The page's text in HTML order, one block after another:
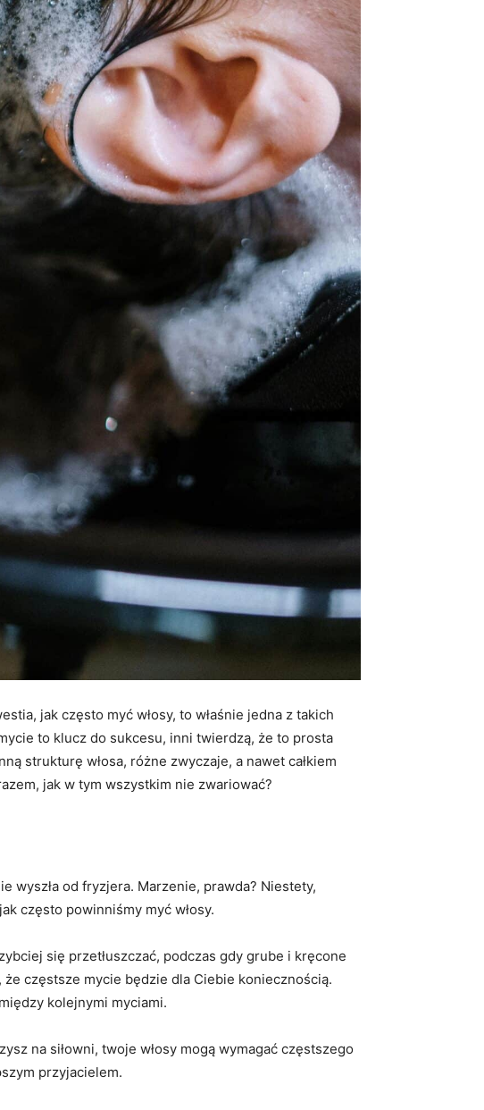
jak często myć włosy, to właśnie jedna z takich
to klucz do sukcesu, inni twierdzą, że to prosta
strukturę włosa, różne zwyczaje, a nawet całkiem
jak w tym wszystkim nie zwariować?
wyszła od fryzjera. Marzenie, prawda? Niestety,
często powinniśmy myć włosy.
się przetłuszczać, podczas gdy grube i kręcone
częstsze mycie będzie dla Ciebie koniecznością.
kolejnymi myciami.
na siłowni, twoje włosy mogą wymagać częstszego
przyjacielem.